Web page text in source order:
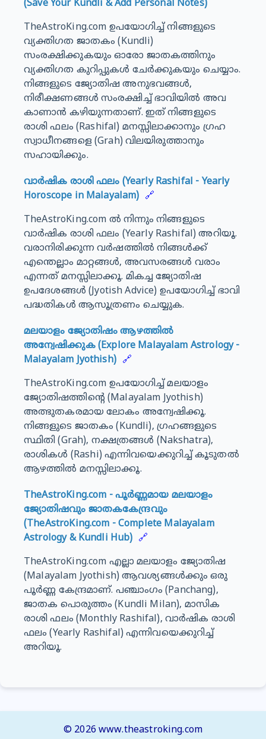
(Save Your Kundli & Add Personal Notes)
TheAstroKing.com ഉപയോഗിച്ച് നിങ്ങളുടെ
വ്യക്തിഗത ജാതകം (Kundli)
സംരക്ഷിക്കുകയും ഓരോ ജാതകത്തിനും
വ്യക്തിഗത കുറിപ്പുകൾ ചേർക്കുകയും ചെയ്യാം.
നിങ്ങളുടെ ജ്യോതിഷ അനുഭവങ്ങൾ,
നിരീക്ഷണങ്ങൾ സംരക്ഷിച്ച് ഭാവിയിൽ അവ
കാണാൻ കഴിയുന്നതാണ്. ഇത് നിങ്ങളുടെ
രാശി ഫലം (Rashifal) മനസ്സിലാക്കാനും ഗ്രഹ
സ്വാധീനങ്ങളെ (Grah) വിലയിരുത്താനും
സഹായിക്കും.
വാർഷിക രാശി ഫലം (Yearly Rashifal - Yearly
Horoscope in Malayalam) 🔗
TheAstroKing.com ൽ നിന്നും നിങ്ങളുടെ
വാർഷിക രാശി ഫലം (Yearly Rashifal) അറിയൂ.
വരാനിരിക്കുന്ന വർഷത്തിൽ നിങ്ങൾക്ക്
എന്തെല്ലാം മാറ്റങ്ങൾ, അവസരങ്ങൾ വരാം
എന്നത് മനസ്സിലാക്കൂ. മികച്ച ജ്യോതിഷ
ഉപദേശങ്ങൾ (Jyotish Advice) ഉപയോഗിച്ച് ഭാവി
പദ്ധതികൾ ആസൂത്രണം ചെയ്യുക.
മലയാളം ജ്യോതിഷം ആഴത്തിൽ
അന്വേഷിക്കുക (Explore Malayalam Astrology -
Malayalam Jyothish) 🔗
TheAstroKing.com ഉപയോഗിച്ച് മലയാളം
ജ്യോതിഷത്തിന്റെ (Malayalam Jyothish)
അത്ഭുതകരമായ ലോകം അന്വേഷിക്കൂ.
നിങ്ങളുടെ ജാതകം (Kundli), ഗ്രഹങ്ങളുടെ
സ്ഥിതി (Grah), നക്ഷത്രങ്ങൾ (Nakshatra),
രാശികൾ (Rashi) എന്നിവയെക്കുറിച്ച് കൂടുതൽ
ആഴത്തിൽ മനസ്സിലാക്കൂ.
TheAstroKing.com - പൂർണ്ണമായ മലയാളം
ജ്യോതിഷവും ജാതകകേന്ദ്രവും
(TheAstroKing.com - Complete Malayalam
Astrology & Kundli Hub) 🔗
TheAstroKing.com എല്ലാ മലയാളം ജ്യോതിഷ
(Malayalam Jyothish) ആവശ്യങ്ങൾക്കും ഒരു
പൂർണ്ണ കേന്ദ്രമാണ്. പഞ്ചാംഗം (Panchang),
ജാതക പൊരുത്തം (Kundli Milan), മാസിക
രാശി ഫലം (Monthly Rashifal), വാർഷിക രാശി
ഫലം (Yearly Rashifal) എന്നിവയെക്കുറിച്ച്
അറിയൂ.
© 2026 www.theastroking.com